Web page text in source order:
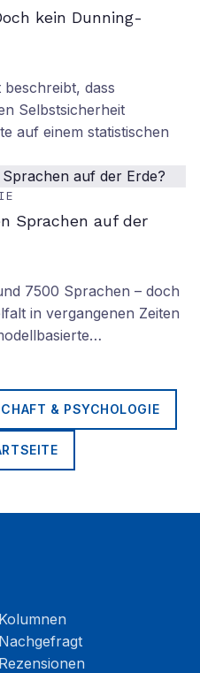
kein Dunning-
dass
Selbstsicherheit
auf einem statistischen
Sprachen auf der
7500 Sprachen – doch
in vergangenen Zeiten
& PSYCHOLOGIE
Kolumnen
Nachgefragt
Rezensionen